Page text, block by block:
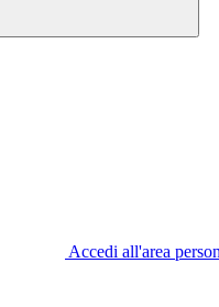
Accedi all'area